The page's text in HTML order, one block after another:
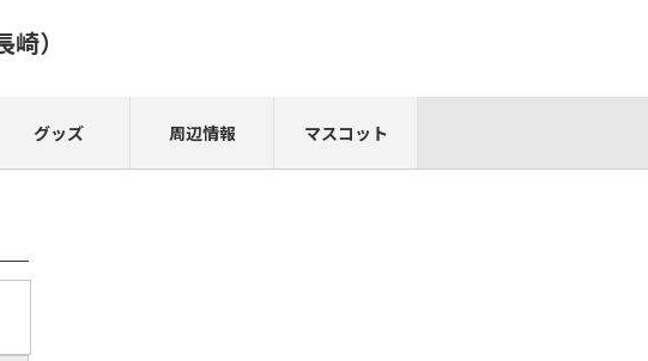
）
グッズ 周辺情報 マスコット